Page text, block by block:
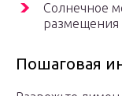
Солнечное
размещения
Пошаговая